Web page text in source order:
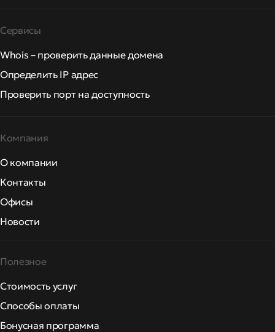
Сервисы
Whois – проверить данные домена
Определить IP адрес
Проверить порт на доступность
Компания
О компании
Контакты
Офисы
Новости
Полезное
Стоимость услуг
Способы оплаты
Бонусная программа